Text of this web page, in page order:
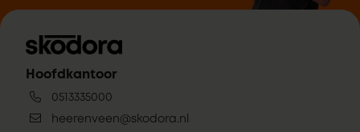
Hoofdkantoor
0513335000
heerenveen@skodora.nl